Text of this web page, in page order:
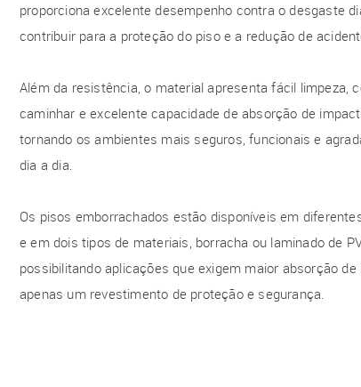
proporciona excelente desempenho contra o desgaste
contribuir para a proteção do piso e a redução de
Além da resistência, o material apresenta fácil limpeza,
caminhar e excelente capacidade de absorção de
tornando os ambientes mais seguros, funcionais e
dia a dia.
Os pisos emborrachados estão disponíveis em
e em dois tipos de materiais, borracha ou laminado de
possibilitando aplicações que exigem maior absorção
apenas um revestimento de proteção e segurança.